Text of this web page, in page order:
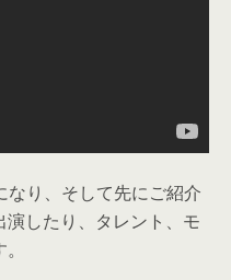
り、そして先にご紹介
演したり、タレント、モ